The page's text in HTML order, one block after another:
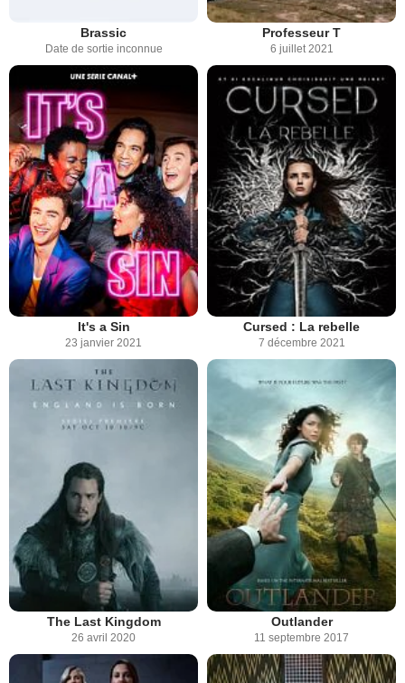
Brassic
Date de sortie inconnue
Professeur T
6 juillet 2021
It's a Sin
23 janvier 2021
Cursed : La rebelle
7 décembre 2021
The Last Kingdom
26 avril 2020
Outlander
11 septembre 2017